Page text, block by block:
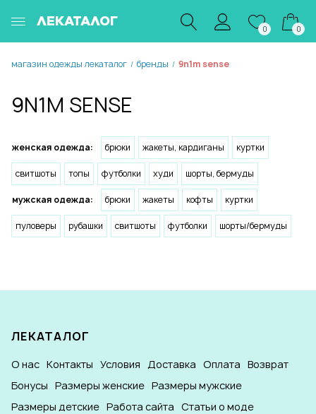
ЛЕКАТАЛОГ
0 0
магазин одежды лекаталог / бренды / 9n1m sense
9N1M SENSE
женская одежда: брюки жакеты, кардиганы куртки
свитшоты топы футболки худи шорты, бермуды
мужская одежда: брюки жакеты кофты куртки
пуловеры рубашки свитшоты футболки шорты/бермуды
ЛЕКАТАЛОГ
О нас Контакты Условия Доставка Оплата Возврат
Бонусы Размеры женские Размеры мужские
Размеры детские Работа сайта Статьи о моде